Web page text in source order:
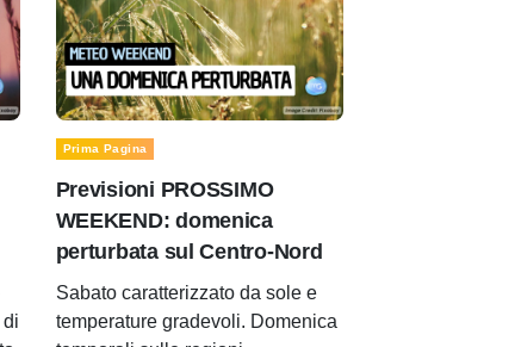
Prima Pagina
Previsioni PROSSIMO
WEEKEND: domenica
perturbata sul Centro-Nord
Sabato caratterizzato da sole e
temperature gradevoli. Domenica